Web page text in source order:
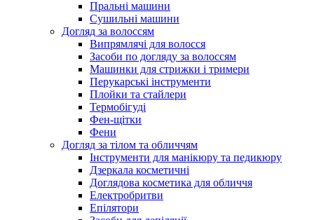
Пральні машини
Сушильні машини
Догляд за волоссям
Випрямлячі для волосся
Засоби по догляду за волоссям
Машинки для стрижки і тримери
Перукарські інструменти
Плойки та стайлери
Термобігуді
Фен-щітки
Фени
Догляд за тілом та обличчям
Інструменти для манікюру та педикюру
Дзеркала косметичні
Доглядова косметика для обличчя
Електробритви
Епілятори